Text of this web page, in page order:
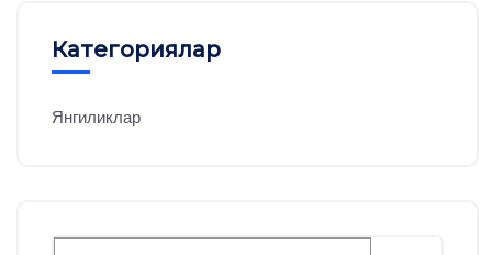
Категориялар
Янгиликлар